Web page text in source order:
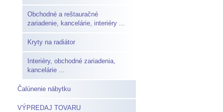
Obchodné a reštauračné
zariadenie, kancelárie, interiéry ...
Kryty na radiátor
Interiéry, obchodné zariadenia,
kancelárie ...
Čalúnenie nábytku
VÝPREDAJ TOVARU